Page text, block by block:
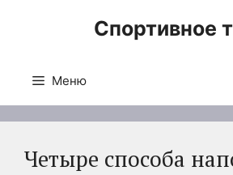
Спортивное
Меню
Четыре способа